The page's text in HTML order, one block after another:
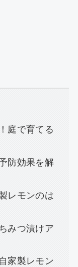
庭で育てる
防効果を解
レモンのは
みつ漬けア
家製レモン